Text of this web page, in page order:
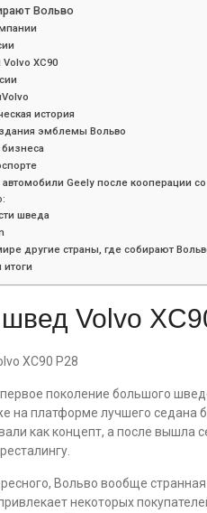
Вольво
XC90
история
эмблемы Вольво
автомобили Geely после кооперации
шведа
другие страны, где собирают
Volvo
поколение большого
на платформе лучшего седана
как концепт, а после вышла
Вольво вообще
некоторых